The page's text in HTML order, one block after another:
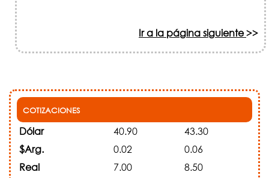
Ir a la página siguiente>>
COTIZACIONES
Dólar 40.90
43.30
$Arg.
0.02
0.06
Real
7.00
8.50